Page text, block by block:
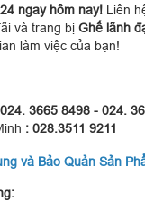
ngay hôm nay! Liên
và trang bị Ghế lãnh
làm việc của bạn!
3665 8498 - 024.
: 028.3511 9211
và Bảo Quản Sản